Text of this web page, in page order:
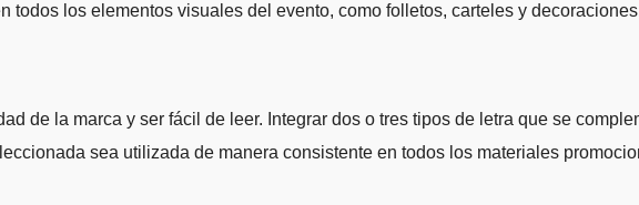
todos los elementos visuales del evento, como folletos, carteles y
de la marca y ser fácil de leer. Integrar dos o tres tipos de letra que se
sea utilizada de manera consistente en todos los materiales